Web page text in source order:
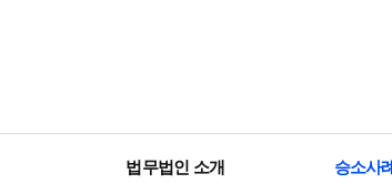
법무법인 소개 승소사례